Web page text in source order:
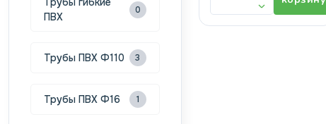
ПВХ
0
Трубы ПВХ Ф110 3
Трубы ПВХ Ф16 1